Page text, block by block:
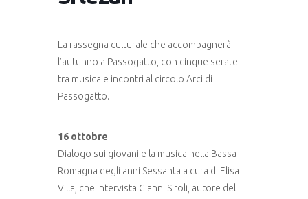
La rassegna culturale che accompagnerà
l’autunno a Passogatto, con cinque serate
tra musica e incontri al circolo Arci di
Passogatto.
16 ottobre
Dialogo sui giovani e la musica nella Bassa
Romagna degli anni Sessanta a cura di Elisa
Villa, che intervista Gianni Siroli, autore del